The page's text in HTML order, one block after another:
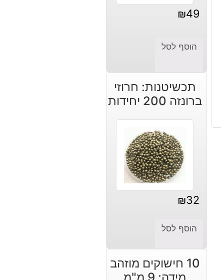
₪49
הוסף לסל
תכשיטנות: חרוזי
ברונזה 200 יחידות
₪32
הוסף לסל
10 חישוקים מוזהב
מידה: 9 מ"מ